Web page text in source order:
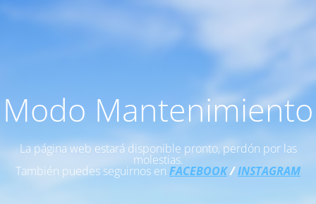
Modo Mantenimiento
La página web estará disponible pronto, perdón por las
molestias.
También puedes seguirnos en FACEBOOK/INSTAGRAM